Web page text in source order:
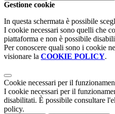
Gestione cookie
In questa schermata è possibile
I cookie necessari sono quelli che
piattaforma e non è possibile
Per conoscere quali sono i cookie
visionare la COOKIE POLICY.
Cookie necessari per il
I cookie necessari per il
disabilitati. È possibile consultare
policy.